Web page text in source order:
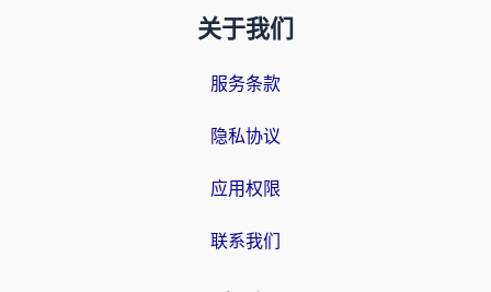
关于我们
服务条款
隐私协议
应用权限
联系我们